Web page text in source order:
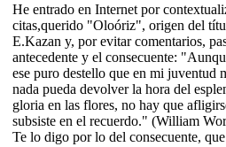
He entrado en Internet por
citas,querido "Oloóriz", origen del
E.Kazan y, por evitar comentarios,
antecedente y el consecuente:
ese puro destello que en mi juventud
nada pueda devolver la hora del
gloria en las flores, no hay que
subsiste en el recuerdo." (William
Te lo digo por lo del consecuente,